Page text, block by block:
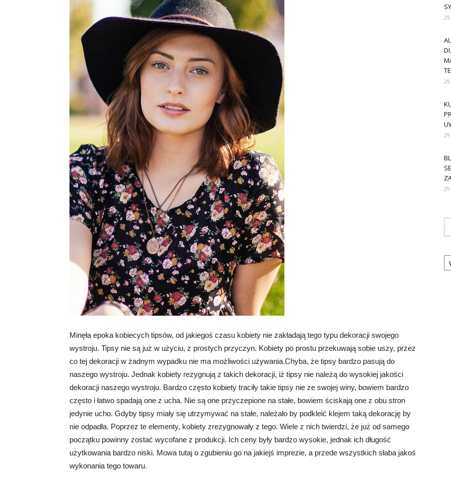
Minęła epoka kobiecych tipsów, od jakiegoś czasu kobiety nie zakładają tego typu dekoracji swojego
wystroju. Tipsy nie są już w użyciu, z prostych przyczyn. Kobiety po prostu przekuwają sobie uszy, przez
co tej dekoracji w żadnym wypadku nie ma możliwości używania.Chyba, że tipsy bardzo pasują do
naszego wystroju. Jednak kobiety rezygnują z takich dekoracji, iż tipsy nie należą do wysokiej jakości
dekoracji naszego wystroju. Bardzo często kobiety traciły takie tipsy nie ze swojej winy, bowiem bardzo
często i łatwo spadają one z ucha. Nie są one przyczepione na stałe, bowiem ściskają one z obu stron
jedynie ucho. Gdyby tipsy miały się utrzymywać na stałe, należało by podkleić klejem taką dekorację by
nie odpadła. Poprzez te elementy, kobiety zrezygnowały z tego. Wiele z nich twierdzi, że już od samego
początku powinny zostać wycofane z produkcji. Ich ceny były bardzo wysokie, jednak ich długość
użytkowania bardzo niski. Mowa tutaj o zgubieniu go na jakiejś imprezie, a przede wszystkich słaba jakoś
wykonania tego towaru.